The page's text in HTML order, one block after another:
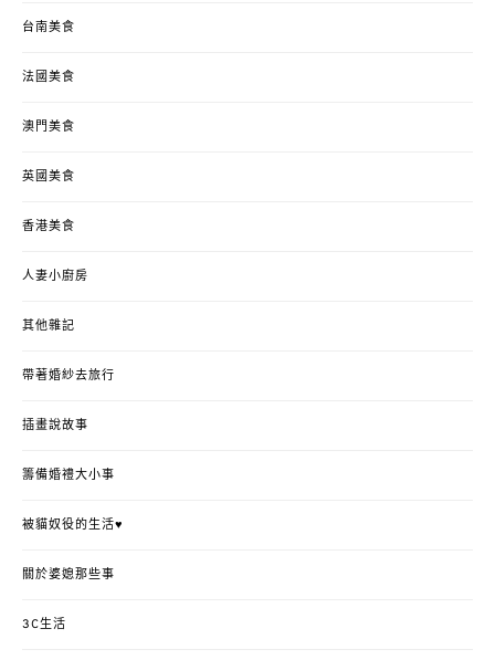
台南美食
法國美食
澳門美食
英國美食
香港美食
人妻小廚房
其他雜記
帶著婚紗去旅行
插畫說故事
籌備婚禮大小事
被貓奴役的生活♥
關於婆媳那些事
3C生活